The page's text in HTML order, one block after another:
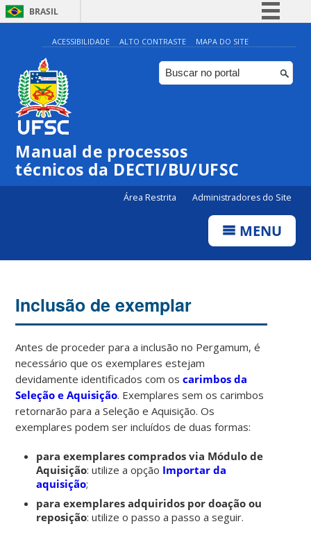
BRASIL
Simplifique!
Comunica BR
Participe
ACESSIBILIDADE ALTO CONTRASTE MAPA DO SITE
Manual de processos
técnicos da DECTI/BU/UFSC
Área Restrita Administradores do Site
MENU
Inclusão de exemplar
Antes de proceder para a inclusão no Pergamum, é
necessário que os exemplares estejam
devidamente identificados com oscarimbos da
Seleção e Aquisição. Exemplares sem os carimbos
retornarão para a Seleção e Aquisição. Os
exemplares podem ser incluídos de duas formas:
para exemplares comprados via Módulo de
Aquisição: utilize a opção Importar da
aquisição;
para exemplares adquiridos por doação ou
reposição: utilize o passo a passo a seguir.